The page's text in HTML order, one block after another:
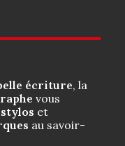
écriture, la
vous
et
au savoir-